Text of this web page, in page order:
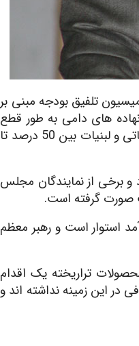
تلفیق بودجه مبنی بر
نهاده های دامی به طور قطع
روی قیمت مصرف کننده گوشت مرغ، تخم مرغ، ماهی، گوشت گاوی و گوسفندی، روغن نباتی و لبنیات بین 50 درصد تا
برخی از نمایندگان مجلس
صورت گرفته است.
استوار است و رهبر معظم
40 درصدی تعرفه واردات محصولات تراریخته یک اقدام
در این زمینه نداشته اند و